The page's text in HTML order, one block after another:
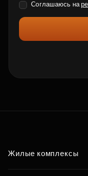
Соглашаюсь на
Жилые комплексы